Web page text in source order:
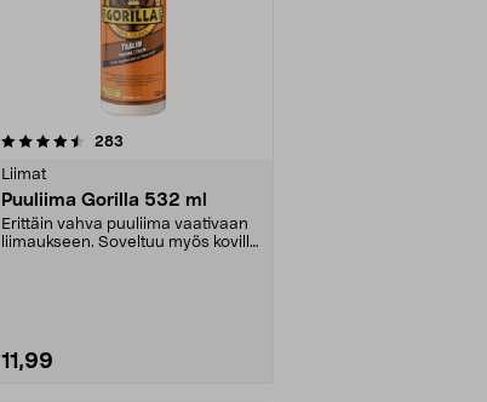
283
Liimat
Puuliima Gorilla 532 ml
Erittäin vahva puuliima vaativaan
liimaukseen. Soveltuu myös koville
11,99